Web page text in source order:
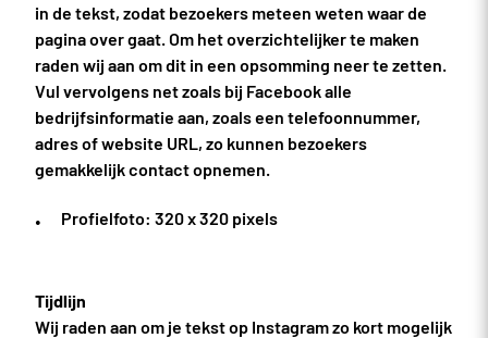
in de tekst, zodat bezoekers meteen weten waar de
pagina over gaat. Om het overzichtelijker te maken
raden wij aan om dit in een opsomming neer te zetten.
Vul vervolgens net zoals bij Facebook alle
bedrijfsinformatie aan, zoals een telefoonnummer,
adres of website URL, zo kunnen bezoekers
gemakkelijk contact opnemen.
Profielfoto: 320 x 320 pixels
Tijdlijn
Wij raden aan om je tekst op Instagram zo kort mogelijk